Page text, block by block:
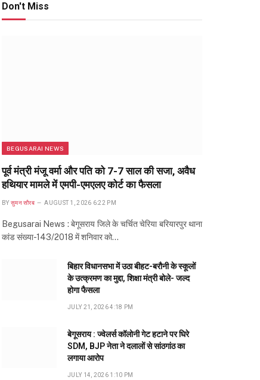
Don't Miss
BEGUSARAI NEWS
पूर्व मंत्री मंजू वर्मा और पति को 7-7 साल की सजा, अवैध
हथियार मामले में एमपी-एमएलए कोर्ट का फैसला
BY सुमन सौरब AUGUST 1, 2026 6:22 PM
Begusarai News : बेगूसराय जिले के चर्चित चेरिया बरियारपुर थाना
कांड संख्या-143/2018 में शनिवार को…
बिहार विधानसभा में उठा बीहट-बरौनी के स्कूलों
के उत्क्रमण का मुद्दा, शिक्षा मंत्री बोले- जल्द
होगा फैसला
JULY 21, 2026 4:18 PM
बेगूसराय : ज्वेलर्स कॉलोनी गेट हटाने पर घिरे
SDM, BJP नेता ने दलालों से सांठगांठ का
लगाया आरोप
JULY 14, 2026 1:10 PM